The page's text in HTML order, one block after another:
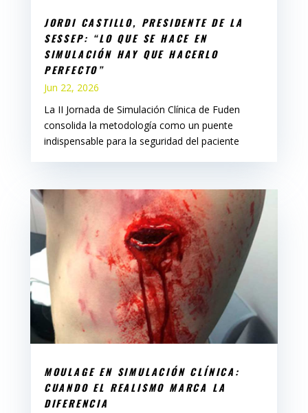
JORDI CASTILLO, PRESIDENTE DE LA
SESSEP: “LO QUE SE HACE EN
SIMULACIÓN HAY QUE HACERLO
PERFECTO”
Jun 22, 2026
La II Jornada de Simulación Clínica de Fuden
consolida la metodología como un puente
indispensable para la seguridad del paciente
MOULAGE EN SIMULACIÓN CLÍNICA:
CUANDO EL REALISMO MARCA LA
DIFERENCIA